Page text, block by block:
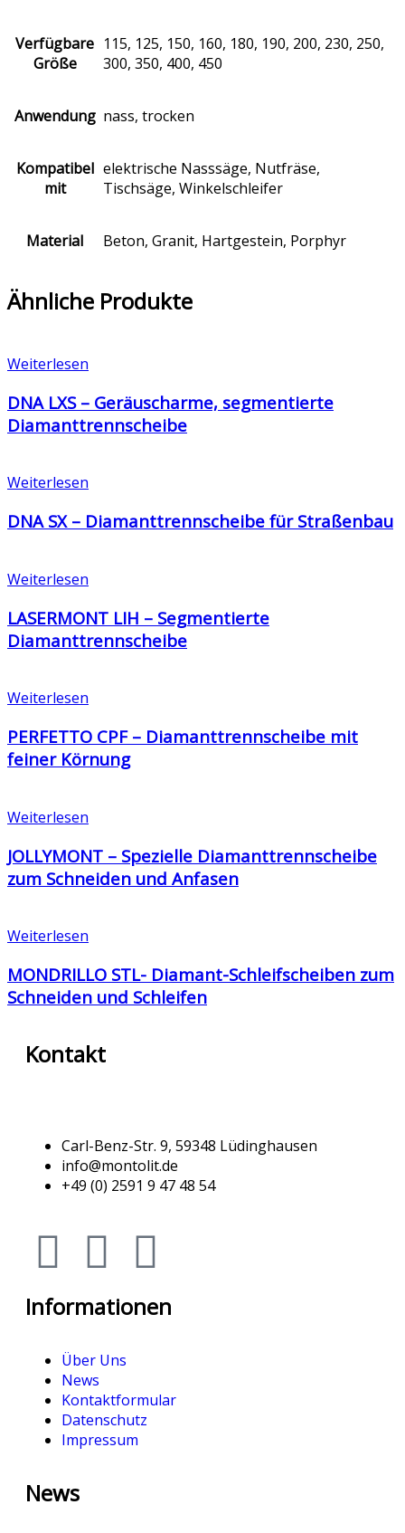
Verfügbare
Größe
115, 125, 150, 160, 180, 190, 200, 230, 250,
300, 350, 400, 450
Anwendung nass, trocken
Kompatibel
mit
elektrische Nasssäge, Nutfräse,
Tischsäge, Winkelschleifer
Material Beton, Granit, Hartgestein, Porphyr
Ähnliche Produkte
Weiterlesen
DNA LXS – Geräuscharme, segmentierte
Diamanttrennscheibe
Weiterlesen
DNA SX – Diamanttrennscheibe für Straßenbau
Weiterlesen
LASERMONT LIH – Segmentierte
Diamanttrennscheibe
Weiterlesen
PERFETTO CPF – Diamanttrennscheibe mit
feiner Körnung
Weiterlesen
JOLLYMONT – Spezielle Diamanttrennscheibe
zum Schneiden und Anfasen
Weiterlesen
MONDRILLO STL- Diamant-Schleifscheiben zum
Schneiden und Schleifen
Kontakt
Carl-Benz-Str. 9, 59348 Lüdinghausen
info@montolit.de
+49 (0) 2591 9 47 48 54
Informationen
Über Uns
News
Kontaktformular
Datenschutz
Impressum
News